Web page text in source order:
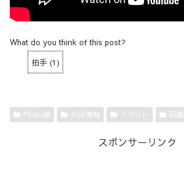
What do you think of this post?
拍手 (1 )
Photo箱 お店情報 イベント 函
スポンサーリンク